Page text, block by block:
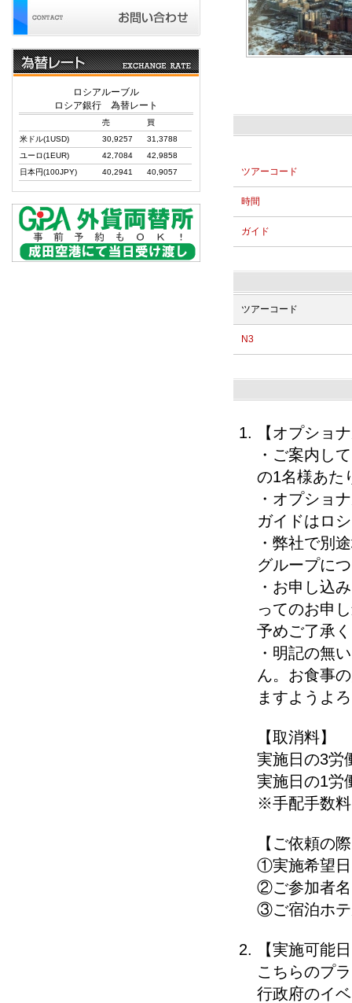
ツアーコード
時間
ガイド
ツアーコード
N3
【オプショ
・ご案内し
の1名様あた
・オプショ
ガイドはロ
・弊社で別
グループに
・お申し込
ってのお申
予めご了承
・明記の無
ん。お食事
ますようよ
【取消料】
実施日の3
実施日の1労
※手配手数
【ご依頼の
①実施希望日
②ご参加者
③ご宿泊ホテ
【実施可能
こちらのプ
行政府のイ
ロシアルーブル
ロシア銀行 為替レート
売
買
米ドル(1USD)
30,9257
31,3788
ユーロ(1EUR)
42,7084
42,9858
日本円(100JPY)
40,2941 40,9057